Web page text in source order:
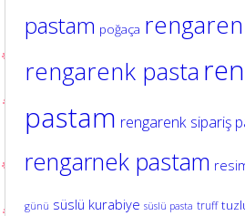
pastam poğaça
rengarenk pasta
pastam rengarenk sipariş
rengarnek pastam
günü süslü kurabiye süslü pasta truff